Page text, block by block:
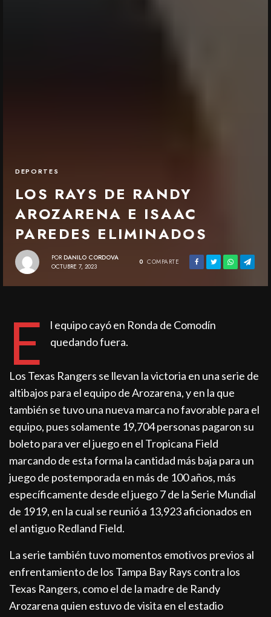
DEPORTES
LOS RAYS DE RANDY
AROZARENA E ISAAC
PAREDES ELIMINADOS
POR DANILO CORDOVA
OCTUBRE 7, 2023
0 COMPARTE
E
l equipo cayó en Ronda de Comodín
quedando fuera.
Los Texas Rangers se llevan la victoria en una serie de
altibajos para el equipo de Arozarena, y en la que
también se tuvo una nueva marca no favorable para el
equipo, pues solamente 19,704 personas pagaron su
boleto para ver el juego en el Tropicana Field
marcando de esta forma la cantidad más baja para un
juego de postemporada en más de 100 años, más
específicamente desde el juego 7 de la Serie Mundial
de 1919, en la cual se reunió a 13,923 aficionados en
el antiguo Redland Field.
La serie también tuvo momentos emotivos previos al
enfrentamiento de los Tampa Bay Rays contra los
Texas Rangers, como el de la madre de Randy
Arozarena quien estuvo de visita en el estadio